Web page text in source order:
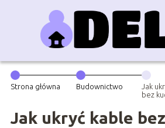
Strona główna Budownictwo
Jak
bez
Jak ukryć kable